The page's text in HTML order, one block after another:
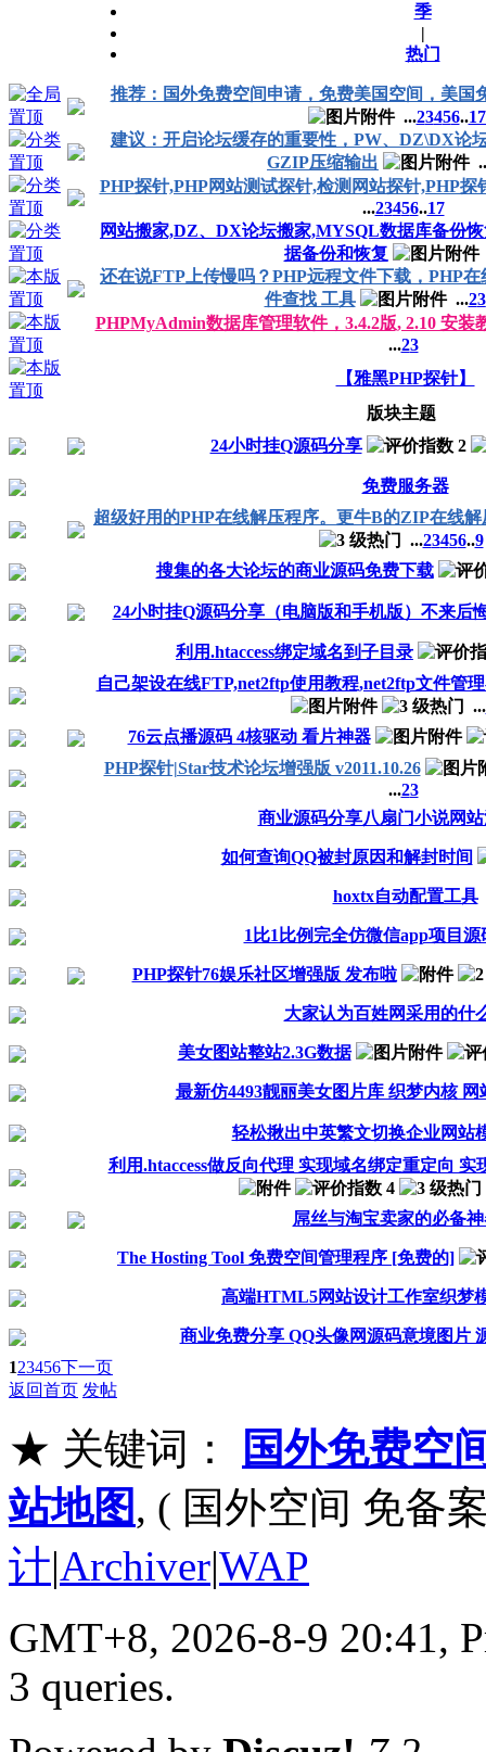
季
|
热门
推荐：国外免费空间申请，免费美国空间，美国
...23456..
建议：开启论坛缓存的重要性，PW、DZ\DX论
GZIP压缩输出
PHP探针,PHP网站测试探针,检测网站探针,PHP探
...23456..17
网站搬家,DZ、DX论坛搬家,MYSQL数据库备份恢
据备份和恢复
还在说FTP上传慢吗？PHP远程文件下载，PHP
件查找 工具
...23
PHPMyAdmin数据库管理软件，3.4.2版, 2.10 安
...23
【雅黑PHP探针】
版块主题
24小时挂Q源码分享
免费服务器
超级好用的PHP在线解压程序。更牛B的ZIP在线
...23456..9
搜集的各大论坛的商业源码免费下载
24小时挂Q源码分享（电脑版和手机版）不来后
利用.htaccess绑定域名到子目录
自己架设在线FTP,net2ftp使用教程,net2ftp文件管
...
76云点播源码 4核驱动 看片神器
PHP探针|Star技术论坛增强版 v2011.10.26
...23
商业源码分享八扇门小说网
如何查询QQ被封原因和解封时间
hoxtx自动配置工具
1比1比例完全仿微信app项目源
PHP探针76娱乐社区增强版 发布啦
大家认为百姓网采用的什
美女图站整站2.3G数据
最新仿4493靓丽美女图片库 织梦内核
轻松揪出中英繁文切换企业网站
利用.htaccess做反向代理 实现域名绑定重定向 实
屌丝与淘宝卖家的必备
The Hosting Tool 免费空间管理程序 [免费的]
高端HTML5网站设计工作室织梦
商业免费分享 QQ头像网源码意境图片
123456下一页
返回首页 发帖
★ 关键词：
国外免费空
站地图, ( 国外空间 免备
计|Archiver|WAP
GMT+8, 2026-8-9 20:41,
3 queries.